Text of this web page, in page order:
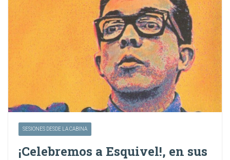
SESIONES DESDE LA CABINA
¡Celebremos a Esquivel!, en sus